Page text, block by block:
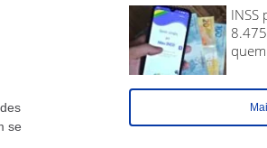
se
INSS